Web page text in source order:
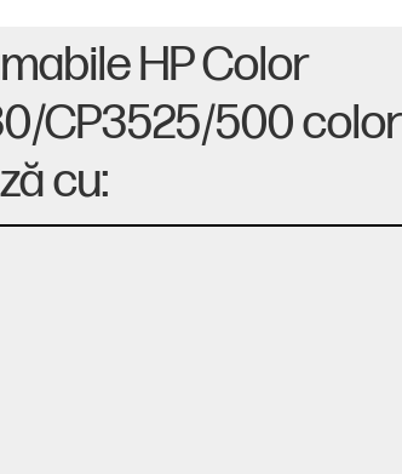
HP Color
CP3525/500 color
cu: